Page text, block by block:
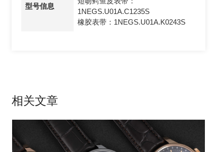
型号信息
1NEGS.U01A.C1235S
橡胶表带：1NEGS.U01A.K0243S
相关文章